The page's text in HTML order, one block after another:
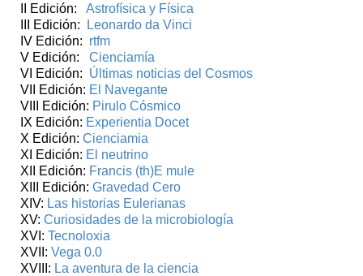
II Edición: Astrofísica y Física
III Edición:
Leonardo da Vinci
IV Edición: rtfm
V Edición: Cienciamía
VI Edición: Últimas noticias del Cosmos
VII Edición: El Navegante
VIII Edición: Pirulo Cósmico
IX Edición: Experientia Docet
X Edición: Cienciamia
XI Edición: El neutrino
XII Edición: Francis (th)E mule
XIII Edición: Gravedad Cero
XIV: Las historias Eulerianas
XV: Curiosidades de la microbiología
XVI: Tecnoloxia
XVII: Vega 0.0
XVIII: La aventura de la ciencia